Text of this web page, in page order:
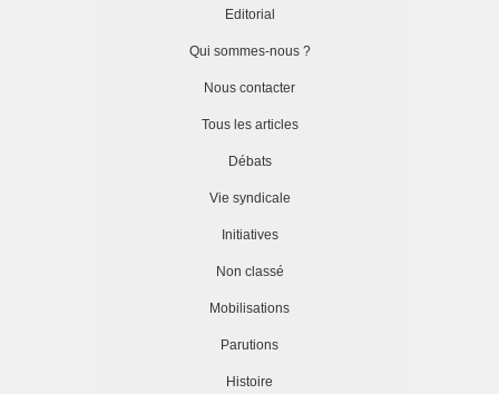
Editorial
Qui sommes-nous ?
Nous contacter
Tous les articles
Débats
Vie syndicale
Initiatives
Non classé
Mobilisations
Parutions
Histoire